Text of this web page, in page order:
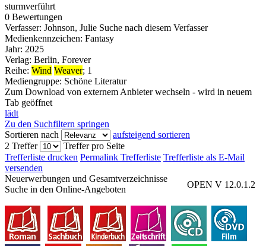
sturmverführt
0 Bewertungen
Verfasser: Johnson, Julie Suche nach diesem Verfasser
Medienkennzeichen: Fantasy
Jahr: 2025
Verlag: Berlin, Forever
Reihe: Wind Weaver; 1
Mediengruppe: Schöne Literatur
Zum Download von externem Anbieter wechseln - wird in neuem
Tab geöffnet
lädt
Zu den Suchfiltern springen
Sortieren nach
aufsteigend sortieren
2 Treffer
Treffer pro Seite
Trefferliste drucken Permalink Trefferliste Trefferliste als E-Mail
versenden
OPEN V 12.0.1.2
Neuerwerbungen und Gesamtverzeichnisse
Suche in den Online-Angeboten